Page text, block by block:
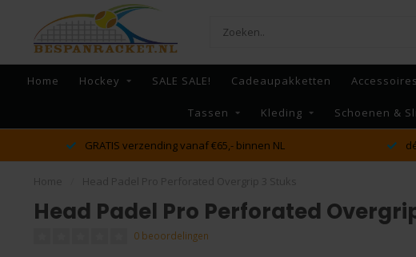
Home Hockey SALE SALE! Cadeaupakketten Accessoires
Tassen Kleding Schoenen &
dé racket en bespan specialist van Lelystad en omstreken
Head Padel Pro Perforated
0 beoordelingen